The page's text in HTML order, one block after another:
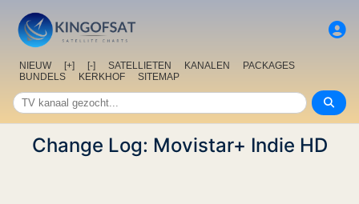
NIEUW [+] [-] SATELLIETEN KANALEN
PACKAGES
BUNDELS
KERKHOF SITEMAP
Change Log: Movistar+ Indie HD